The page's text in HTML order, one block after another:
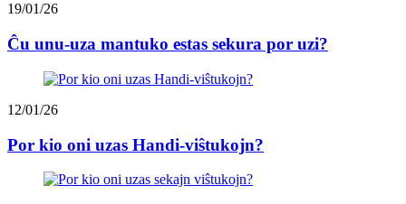
19/01/26
Ĉu unu-uza mantuko estas sekura por uzi?
12/01/26
Por kio oni uzas Handi-viŝtukojn?